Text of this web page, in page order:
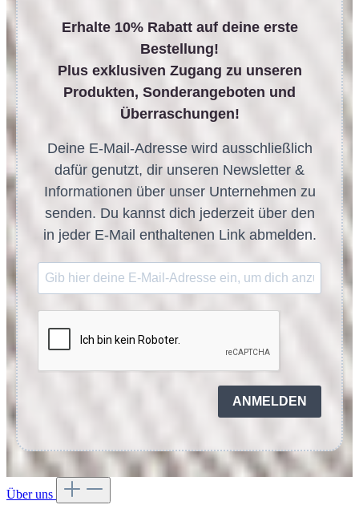
Erhalte 10% Rabatt auf deine erste
Bestellung!
Plus exklusiven Zugang zu unseren
Produkten, Sonderangeboten und
Überraschungen!
Deine E-Mail-Adresse wird ausschließlich
dafür genutzt, dir unseren Newsletter &
Informationen über unser Unternehmen zu
senden. Du kannst dich jederzeit über den
in jeder E-Mail enthaltenen Link abmelden.
ANMELDEN
Über uns